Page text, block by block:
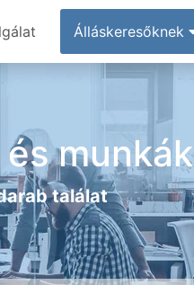
Álláskeresőknek
munkák
találat